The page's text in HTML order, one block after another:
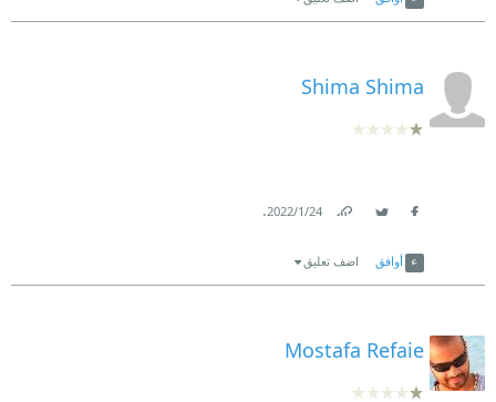
Shima Shima
24‏/1‏/2022
.
أوافق اضف تعليق
Mostafa Refaie